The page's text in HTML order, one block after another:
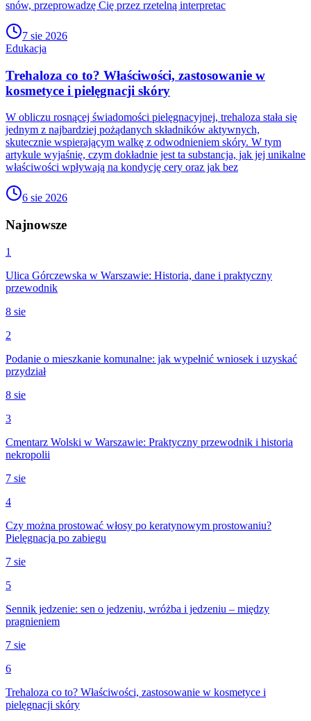
snów, przeprowadzę Cię przez rzetelną interpretac
7 sie 2026
Edukacja
Trehaloza co to? Właściwości, zastosowanie w
kosmetyce i pielęgnacji skóry
W obliczu rosnącej świadomości pielęgnacyjnej, trehaloza stała się
jednym z najbardziej pożądanych składników aktywnych,
skutecznie wspierającym walkę z odwodnieniem skóry. W tym
artykule wyjaśnię, czym dokładnie jest ta substancja, jak jej unikalne
właściwości wpływają na kondycję cery oraz jak bez
6 sie 2026
Najnowsze
1
Ulica Górczewska w Warszawie: Historia, dane i praktyczny
przewodnik
8 sie
2
Podanie o mieszkanie komunalne: jak wypełnić wniosek i uzyskać
przydział
8 sie
3
Cmentarz Wolski w Warszawie: Praktyczny przewodnik i historia
nekropolii
7 sie
4
Czy można prostować włosy po keratynowym prostowaniu?
Pielęgnacja po zabiegu
7 sie
5
Sennik jedzenie: sen o jedzeniu, wróżba i jedzeniu – między
pragnieniem
7 sie
6
Trehaloza co to? Właściwości, zastosowanie w kosmetyce i
pielęgnacji skóry